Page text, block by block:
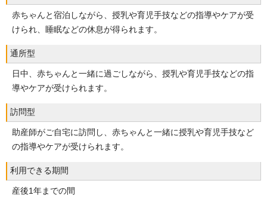
赤ちゃんと宿泊しながら、授乳や育児手技などの指導やケアが受
けられ、睡眠などの休息が得られます。
通所型
日中、赤ちゃんと一緒に過ごしながら、授乳や育児手技などの指
導やケアが受けられます。
訪問型
助産師がご自宅に訪問し、赤ちゃんと一緒に授乳や育児手技など
の指導やケアが受けられます。
利用できる期間
産後1年までの間